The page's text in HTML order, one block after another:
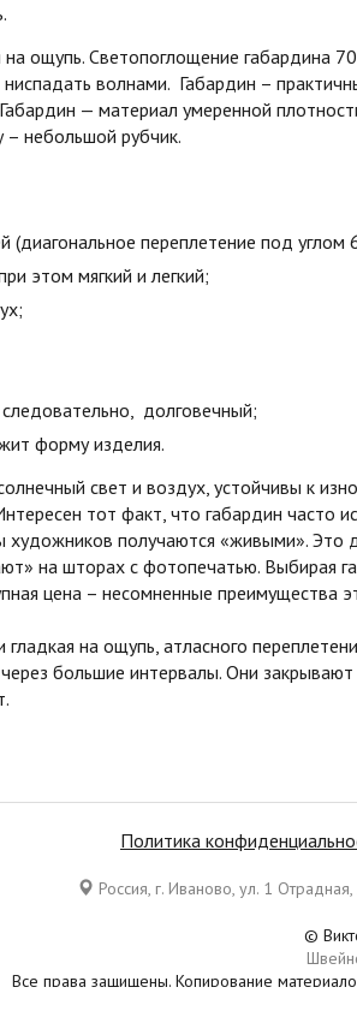
ощупь. Светопоглощение габардина
ниспадать волнами. Габардин –
— материал умеренной
– небольшой рубчик.
(диагональное переплетение под
этом мягкий и легкий;
долговечный;
форму изделия.
свет и воздух, устойчивы к
тот факт, что габардин часто
художников получаются «живыми».
на шторах с фотопечатью. Выбирая
цена – несомненные преимущества
на ощупь, атласного
большие интервалы. Они
Политика
Россия, г. Иваново, ул. 1
©
Все права защищены. Копирование